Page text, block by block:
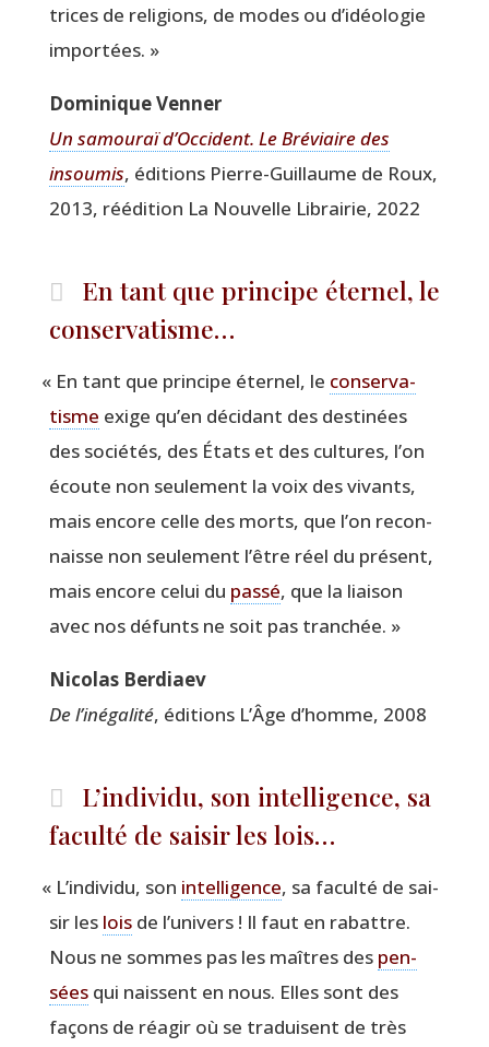
trices de reli­gions, de modes ou d’idéologie
importées. »
Domi­nique Venner
Un samou­raïd’Occident. Le Bré­viaire des
insou­mis, édi­tions Pierre-Guillaume de Roux,
2013, réédi­tion La Nou­velle Librai­rie, 2022
En tant que principe éternel, le
conservatisme…
« En tant que prin­cipe éter­nel, le conser­va­
tisme exige qu’en déci­dant des des­ti­nées
des socié­tés, des États et des cultures, l’on
écoute non seule­ment la voix des vivants,
mais encore celle des morts, que l’on recon­
naisse non seule­ment l’être réel du pré­sent,
mais encore celui du pas­sé, que la liai­son
avec nos défunts ne soit pas tranchée. »
Nico­las Berdiaev
De l’inégalité, édi­tions L’Âge d’homme, 2008
L’individu, son intelligence, sa
faculté de saisir les lois…
« L’individu, son intel­li­gence, sa facul­té de sai­
sir les loisde l’univers ! Il faut en rabattre.
Nous ne sommes pas les maîtres des pen­
séesqui naissent en nous. Elles sont des
façons de réagir où se tra­duisent de très